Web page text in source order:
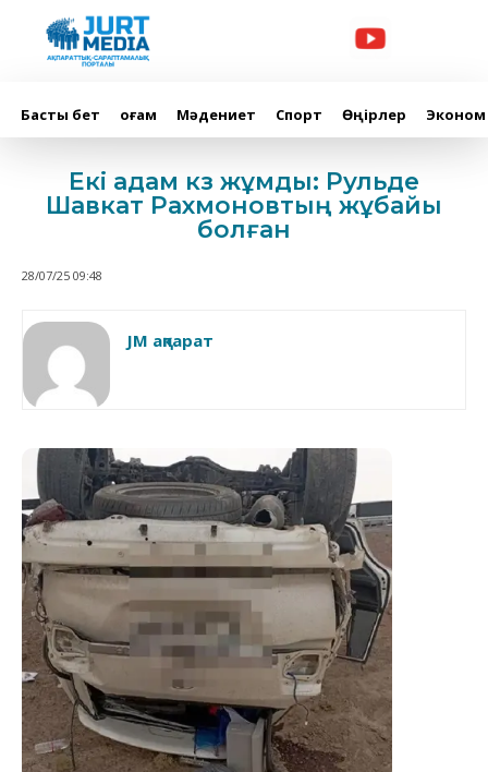
Басты бет Қоғам Мәдениет Спорт Өңірлер
Екі адам көз жұмды: Рульде
Шавкат Рахмоновтың жұбайы
болған
28/07/25 09:48
JM ақпарат